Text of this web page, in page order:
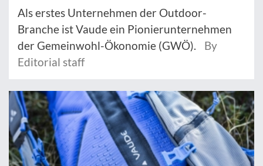
Als erstes Unternehmen der Outdoor-
Branche ist Vaude ein Pionierunternehmen
der Gemeinwohl-Ökonomie (GWÖ).
By
Editorial staff